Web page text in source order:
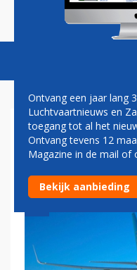
Magazine
COPA
SINT
Ontvang een jaar lang
Luchtvaartnieuws en
toegang tot al het
Ontvang tevens 12
Magazine in de mail of
Bekijk aanbieding